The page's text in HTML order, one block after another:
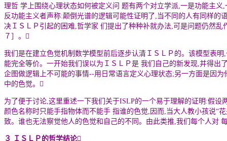
理哲 学上围绕心理状态如何被定义问 题有两个对立学派,一是功能主
反功能主义者声称:颠倒光谱的逻辑可能性证明了,当不同的人有同样
决ＩＳＬＰ引起的困难,哲学家 们提出了种种补就办法,可是问题仍然
７］。
我们是在建立色觉机制数学模型前后逐步认清ＩＳＬＰ的。该模型表
能完全等价。一开始我们误以为ＩＳＬＰ是 我们自己的新发现,并得
企图做逻辑上不可能的事情--用日常语言定义心理状态;另一方面是因
中的色觉。
为了便于讨论,这里重述一下我们关于ISLP的一个易于理解的证明:假
颜色名称时只能手指物体而不能手 指谁的色觉,因而,当大人教小孩说“
致。谁也无法察觉他人的色觉和自己的不同。由此类推,我们每个人对
３ ＩＳＬＰ的哲学结论